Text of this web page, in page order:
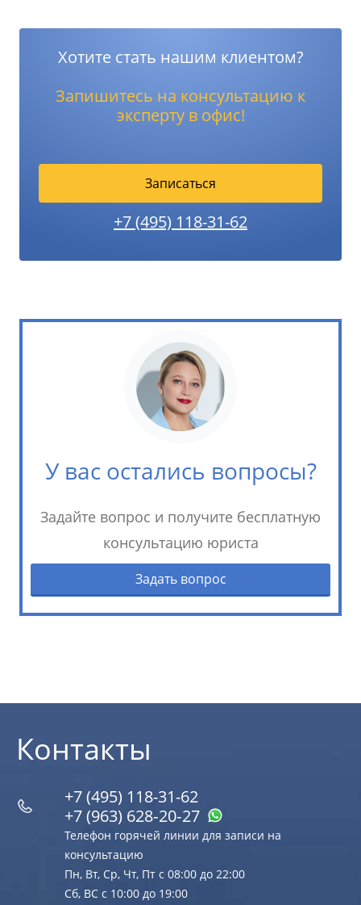
Хотите стать нашим клиентом?
Запишитесь на консультацию к
эксперту в офис!
Записаться
+7 (495) 118-31-62
У вас остались вопросы?
Задайте вопрос и получите бесплатную
консультацию юриста
Задать вопрос
Контакты
+7 (495) 118-31-62
+7 (963) 628‑20‑27
Телефон горячей линии для записи на
консультацию
Пн, Вт, Ср, Чт, Пт с 08:00 до 22:00
Сб, ВС с 10:00 до 19:00